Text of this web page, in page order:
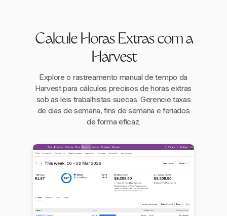
Calcule Horas Extras com a
Harvest
Explore o rastreamento manual de tempo da
Harvest para cálculos precisos de horas extras
sob as leis trabalhistas suecas. Gerencie taxas
de dias de semana, fins de semana e feriados
de forma eficaz.